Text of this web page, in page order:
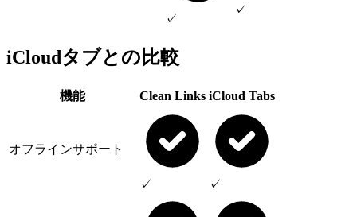
✓
✓
iCloudタブとの比較
機能 Clean Links iCloud Tabs
オフラインサポート
✓ ✓